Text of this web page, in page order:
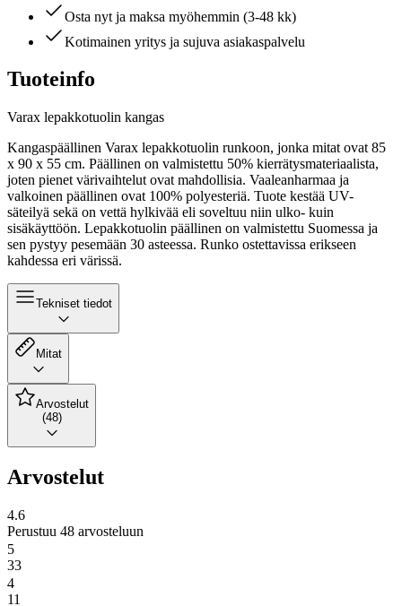
Osta nyt ja maksa myöhemmin (3-48 kk)
Kotimainen yritys ja sujuva asiakaspalvelu
Tuoteinfo
Varax lepakkotuolin kangas
Kangaspäällinen Varax lepakkotuolin runkoon, jonka mitat ovat 85
x 90 x 55 cm. Päällinen on valmistettu 50% kierrätysmateriaalista,
joten pienet värivaihtelut ovat mahdollisia. Vaaleanharmaa ja
valkoinen päällinen ovat 100% polyesteriä. Tuote kestää UV-
säteilyä sekä on vettä hylkivää eli soveltuu niin ulko- kuin
sisäkäyttöön. Lepakkotuolin päällinen on valmistettu Suomessa ja
sen pystyy pesemään 30 asteessa. Runko ostettavissa erikseen
kahdessa eri värissä.
Tekniset tiedot
Mitat
Arvostelut
(48)
Arvostelut
4.6
Perustuu 48 arvosteluun
5
33
4
11